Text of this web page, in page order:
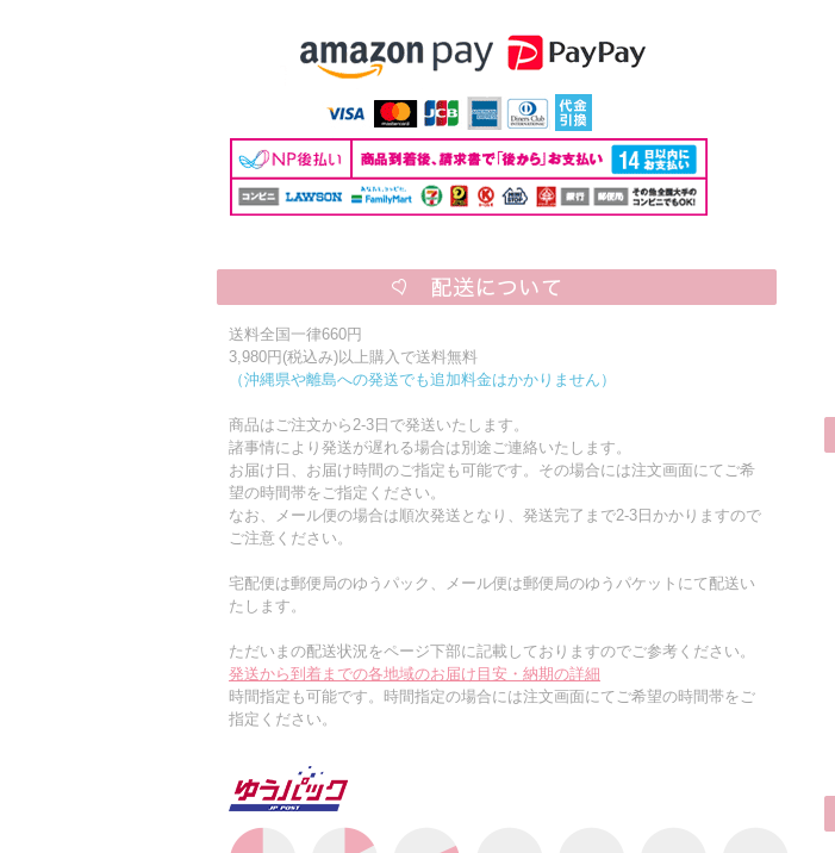
送料全国一律660円
3,980円(税込み)以上購入で送料無料
（沖縄県や離島への発送でも追加料金はかかりません）
商品はご注文から2-3日で発送いたします。
諸事情により発送が遅れる場合は別途ご連絡いたします。
お届け日、お届け時間のご指定も可能です。その場合には注文画面にてご希
望の時間帯をご指定ください。
なお、メール便の場合は順次発送となり、発送完了まで2-3日かかりますので
ご注意ください。
宅配便は郵便局のゆうパック、メール便は郵便局のゆうパケットにて配送い
たします。
ただいまの配送状況をページ下部に記載しておりますのでご参考ください。
発送から到着までの各地域のお届け目安・納期の詳細
時間指定も可能です。時間指定の場合には注文画面にてご希望の時間帯をご
指定ください。